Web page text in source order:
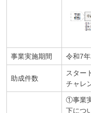
事業実施期間 令和7
助成件数
スタ
チャレ
①事業
下につ